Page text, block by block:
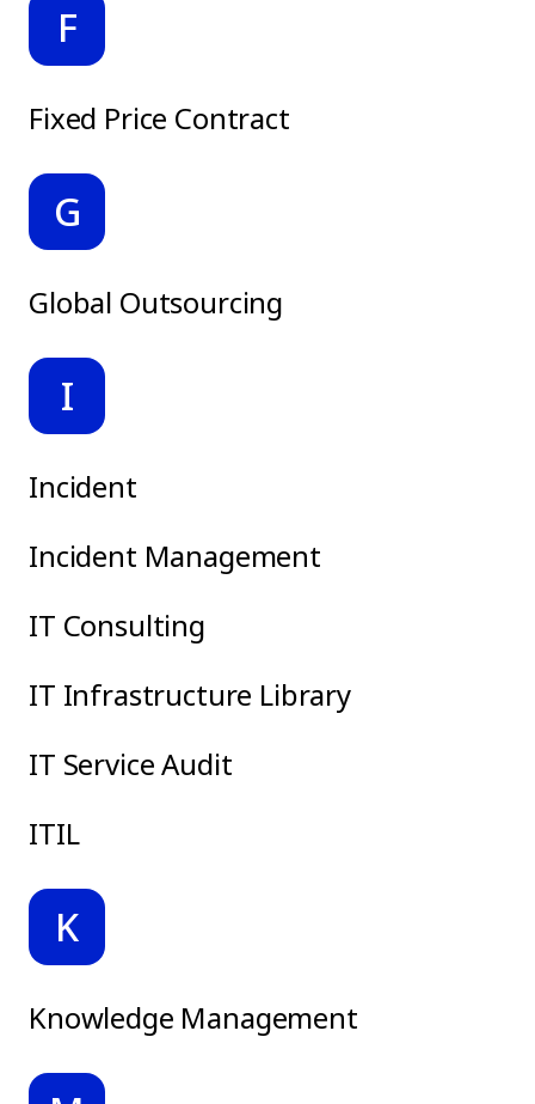
F
Fixed Price Contract
G
Global Outsourcing
I
Incident
Incident Management
IT Consulting
IT Infrastructure Library
IT Service Audit
ITIL
K
Knowledge Management